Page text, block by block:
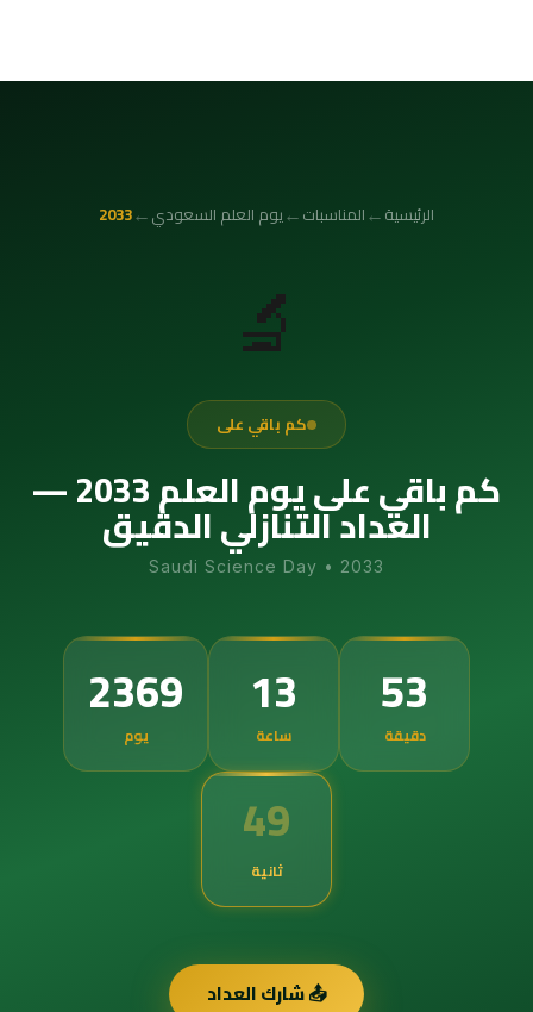
الرئيسية←المناسبات←يوم العلم السعودي←
2033
🔬
كم باقي على
كم باقي على يوم العلم 2033 —
العداد التنازلي الدقيق
Saudi Science Day • 2033
2369
يوم
13
ساعة
53
دقيقة
49
ثانية
📤 شارك العداد